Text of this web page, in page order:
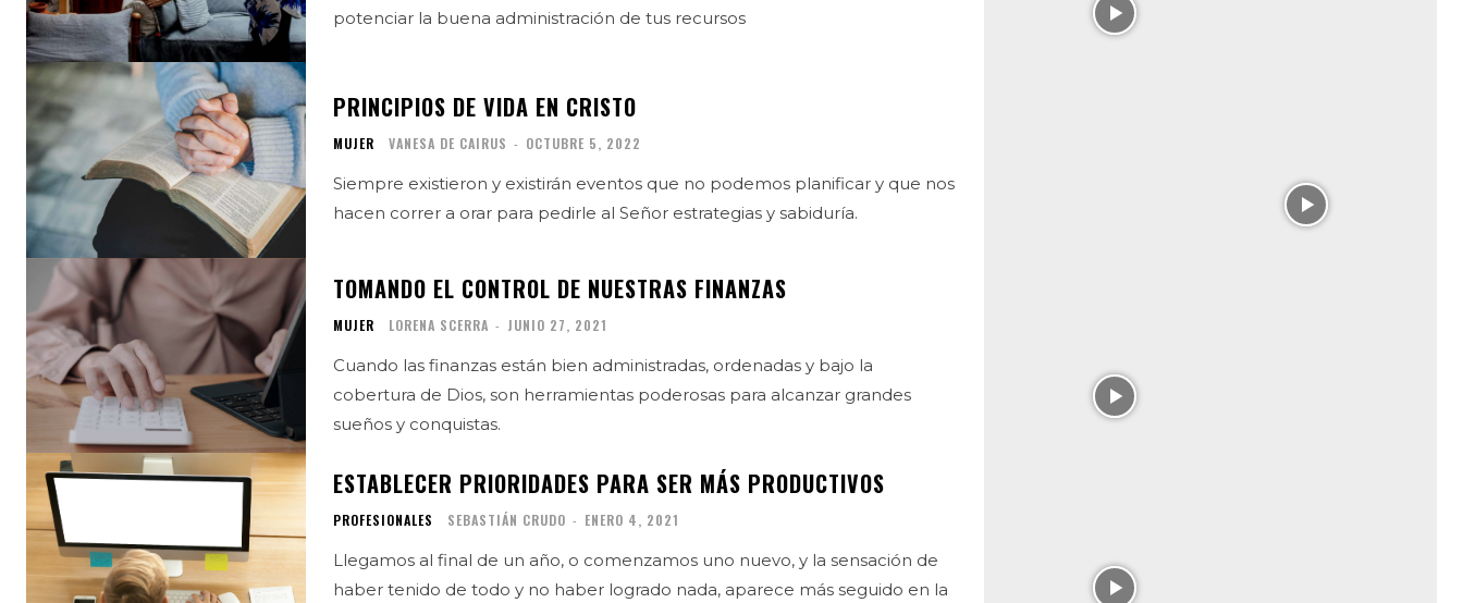
potenciar la buena administración de tus recursos
PRINCIPIOS DE VIDA EN CRISTO
MUJER VANESA DE CAIRUS - OCTUBRE 5, 2022
Siempre existieron y existirán eventos que no podemos planificar y que nos
hacen correr a orar para pedirle al Señor estrategias y sabiduría.
TOMANDO EL CONTROL DE NUESTRAS FINANZAS
MUJER LORENA SCERRA - JUNIO 27, 2021
Cuando las finanzas están bien administradas, ordenadas y bajo la
cobertura de Dios, son herramientas poderosas para alcanzar grandes
sueños y conquistas.
ESTABLECER PRIORIDADES PARA SER MÁS PRODUCTIVOS
PROFESIONALES SEBASTIÁN CRUDO - ENERO 4, 2021
Llegamos al final de un año, o comenzamos uno nuevo, y la sensación de
haber tenido de todo y no haber logrado nada, aparece más seguido en la